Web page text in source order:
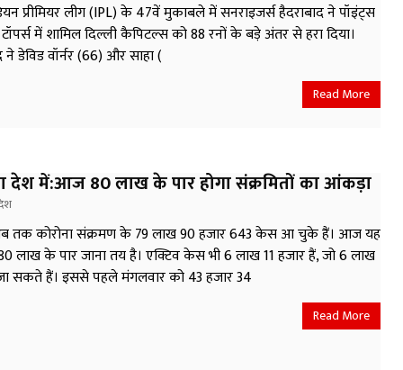
प्रीमियर लीग (IPL) के 47वें मुकाबले में सनराइजर्स हैदराबाद ने पॉइंट्स
में शामिल दिल्ली कैपिटल्स को 88 रनों के बड़े अंतर से हरा दिया।
ने डेविड वॉर्नर (66) और साहा (
Read More
देश में:आज 80 लाख के पार होगा संक्रमितों का आंकड़ा
तक कोरोना संक्रमण के 79 लाख 90 हजार 643 केस आ चुके हैं। आज यह
लाख के पार जाना तय है। एक्टिव केस भी 6 लाख 11 हजार हैं, जो 6 लाख
सकते हैं। इससे पहले मंगलवार को 43 हजार 34
Read More